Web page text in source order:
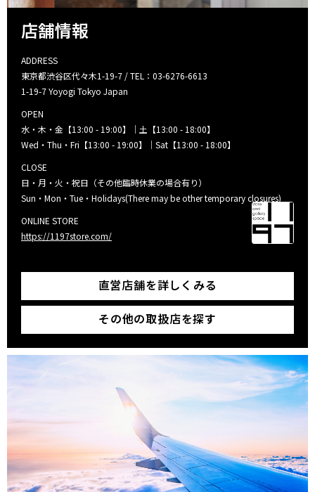
店舗情報
ADDRESS
東京都渋谷区代々木1-19-7 / TEL：03-6276-6613
1-19-7 Yoyogi Tokyo Japan
OPEN
水・木・金【13:00 - 19:00】｜土【13:00 - 18:00】
Wed・Thu・Fri【13:00 - 19:00】｜Sat【13:00 - 18:00】
CLOSE
日・月・火・祝日（その他臨時休業の場合有り）
Sun・Mon・Tue・Holidays(There may be other temporary closures)
ONLINE STORE
https://1197store.com/
直営店舗を詳しくみる
その他の取扱店を探す